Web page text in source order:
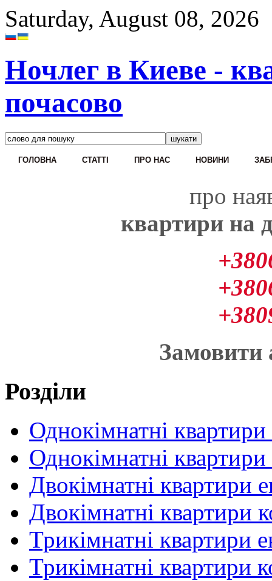
Saturday, August 08, 2026
Ночлег в Киеве -
почасово
ГОЛОВНА CТАТТІ ПРО НАС НОВИНИ
про
квартири на
Замовити
Розділи
Однокімнатні
Однокімнатні
Двокімнатні квартири
Двокімнатні квартири
Трикімнатні квартири
Трикімнатні квартири